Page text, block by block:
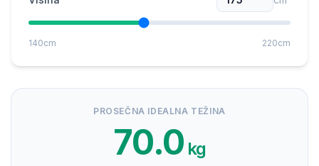
140cm 220cm
PROSEČNA IDEALNA TEŽINA
70.0 kg